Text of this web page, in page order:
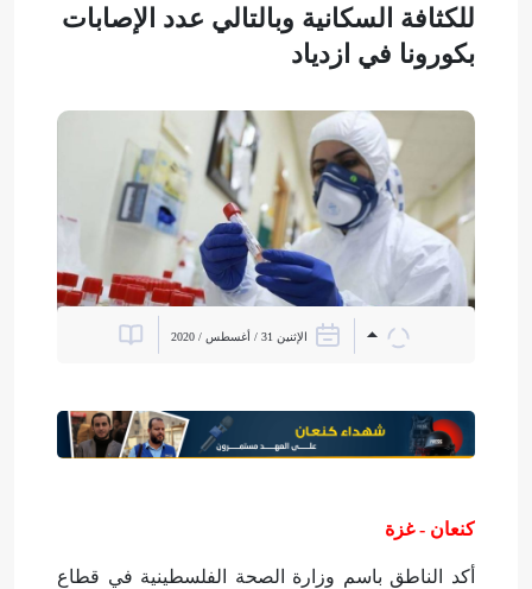
للكثافة السكانية وبالتالي عدد الإصابات
بكورونا في ازدياد
الإثنين 31 / أغسطس / 2020
كنعان - غزة
أكد الناطق باسم وزارة الصحة الفلسطينية في قطاع